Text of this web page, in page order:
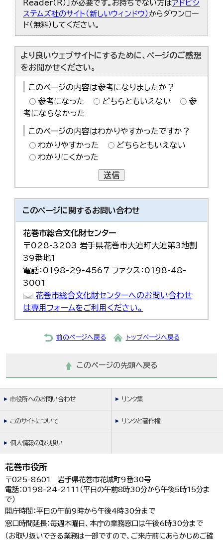
Reader（R）」が必要です。お持ちでない方はアドビシ
ステムズ社のサイト（新しいウィンドウ） からダウンロー
ド（無料）してください。
より良いウェブサイトにするために、ページのご感想
をお聞かせください。
このページの内容は参考になりましたか？
参考になった
どちらともいえない
参
考にならなかった
このページの内容はわかりやすかったですか？
わかりやすかった
どちらともいえない
わかりにくかった
送信
このページに関するお問い合わせ
花巻市総合文化財センター
〒028-3203 岩手県花巻市大迫町大迫第3地割
39番地1
電話：0198-29-4567 ファクス：0198-48-
3001
花巻市総合文化財センターへのお問い合わせ
は専用フォームをご利用ください。
前のページへ戻る トップページへ戻る
このページの先頭へ戻る
市役所へのお問い合わせ リンク集
このサイトについて リンクと著作権
個人情報の取り扱い
花巻市役所
〒025-8601 岩手県花巻市花城町9番30号
電話：0198-24-2111（平日の午前8時30分から午後5時15分ま
で）
開庁時間：平日の午前9時から午後4時30分まで
窓口時間延長：毎週木曜日、本庁の業務窓口は午後6時30分まで
（お取り扱いできる業務は一部ですので、ご来庁前にあらかじめご確